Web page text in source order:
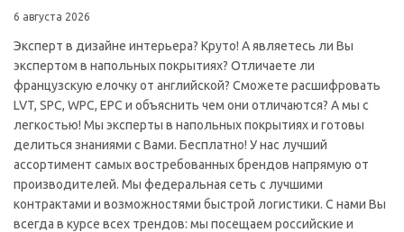
6 августа 2026
Эксперт в дизайне интерьера? Круто! А являетесь ли Вы
экспертом в напольных покрытиях? Отличаете ли
французскую елочку от английской? Сможете расшифровать
LVT, SPC, WPC, EPC и объяснить чем они отличаются? А мы с
легкостью! Мы эксперты в напольных покрытиях и готовы
делиться знаниями с Вами. Бесплатно! У нас лучший
ассортимент самых востребованных брендов напрямую от
производителей. Мы федеральная сеть с лучшими
контрактами и возможностями быстрой логистики. С нами Вы
всегда в курсе всех трендов: мы посещаем российские и